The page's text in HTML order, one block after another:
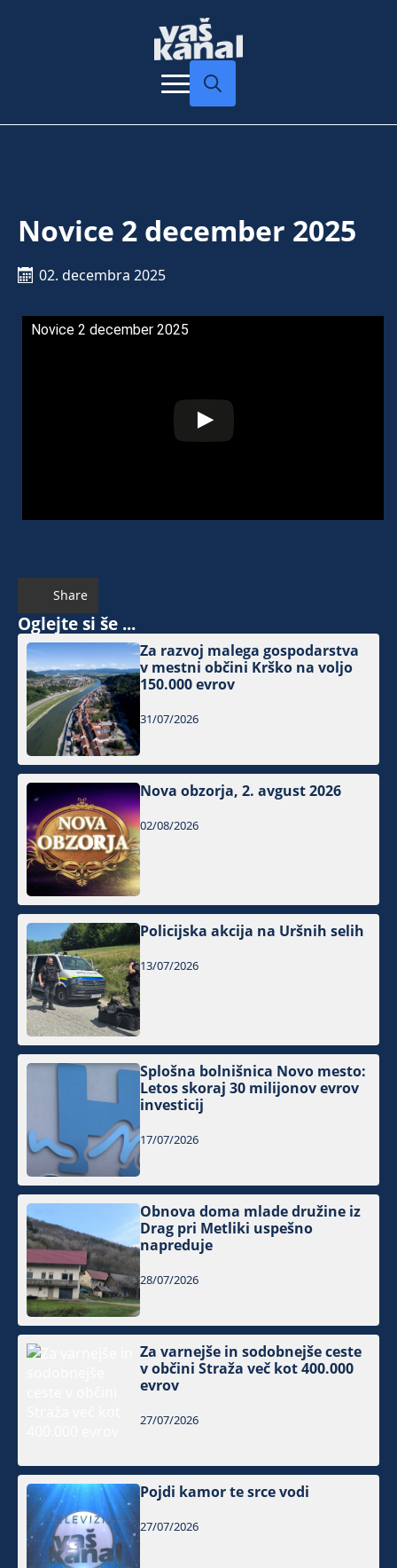
Novice 2 december 2025
02. decembra 2025
Novice 2 december 2025
Share
Oglejte si še ...
Za razvoj malega gospodarstva
v mestni občini Krško na voljo
150.000 evrov
31/07/2026
Nova obzorja, 2. avgust 2026
02/08/2026
Policijska akcija na Uršnih selih
13/07/2026
Splošna bolnišnica Novo mesto:
Letos skoraj 30 milijonov evrov
investicij
17/07/2026
Obnova doma mlade družine iz
Drag pri Metliki uspešno
napreduje
28/07/2026
Za varnejše in sodobnejše ceste
v občini Straža več kot 400.000
evrov
27/07/2026
Pojdi kamor te srce vodi
27/07/2026